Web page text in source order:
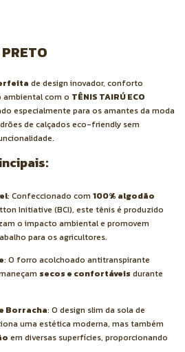
de design inovador, conforto
ambiental com o TÊNIS TAIRÚ ECO
especialmente para os amantes da moda
de calçados eco-friendly sem
: Confeccionado com 100% algodão
Initiative (BCI), este tênis é produzido
o impacto ambiental e promovem
para os agricultores.
: O forro acolchoado antitranspirante
secos e confortáveis durante
Borracha: O design slim da sola de
uma estética moderna, mas também
em diversas superfícies, proporcionando